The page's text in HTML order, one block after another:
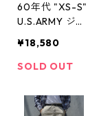
60年代 "XS-S"
U.S.ARMY ジャ
ーグパンツ 4th
オリーブ ミリ
着屋 高円寺 ビ
ンテージ
¥18,580
SOLD OUT